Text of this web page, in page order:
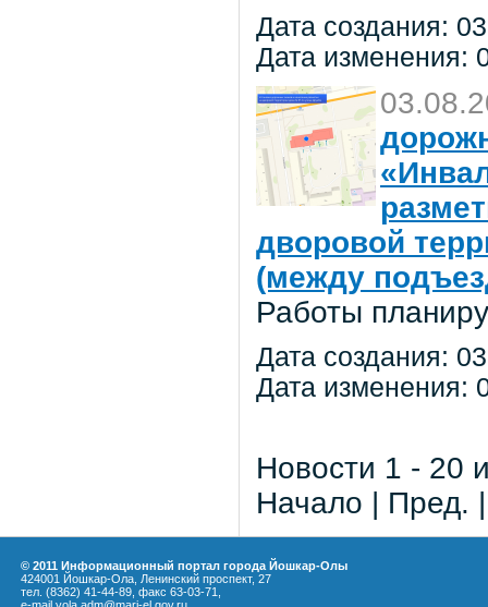
Дата создания:
Дата изменения:
дворовой
(между
Работы
Дата создания:
Дата изменения:
Новости 1 - 20
Начало | Пред.
© 2011 Информационный портал города Йошкар-Олы
424001 Йошкар-Ола, Ленинский проспект, 27
тел. (8362) 41-44-89, факс 63-03-71,